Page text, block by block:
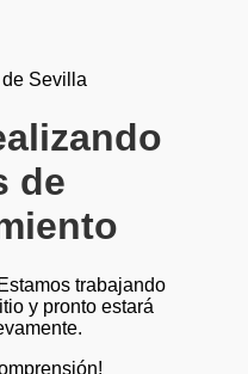
de
trabajando
y pronto estará